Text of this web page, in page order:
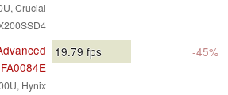
Crucial
Hynix
19.79fps -45%